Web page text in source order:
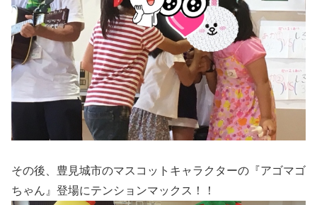
その後、豊見城市のマスコットキャラクターの『アゴマゴ
ちゃん』登場にテンションマックス！！